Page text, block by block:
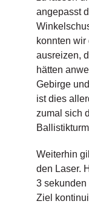
angepasst
konnten
ausreizen,
hätten
Gebirge
ist dies
zumal sich
Weiterhin
den Laser.
3 sekunden
Ziel